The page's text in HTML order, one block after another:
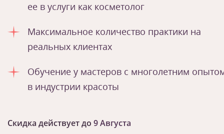
ее в услуги как косметолог
Максимальное количество практики на
реальных клиентах
Обучение у мастеров с многолетним
в индустрии красоты
Скидка действует до 9 Августа